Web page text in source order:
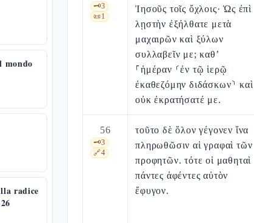
mondo
radice
🗝️3
📜1
Ἰησοῦς τοῖς ὄχλοις· Ὡς ἐπὶ
λῃστὴν ἐξήλθατε μετὰ
μαχαιρῶν καὶ ξύλων
συλλαβεῖν με; καθ’
⸀ἡμέραν ⸂ἐν τῷ ἱερῷ
ἐκαθεζόμην διδάσκων⸃ καὶ
οὐκ ἐκρατήσατέ με.
56
🗝️3
🔗4
τοῦτο δὲ ὅλον γέγονεν ἵνα
πληρωθῶσιν αἱ γραφαὶ τῶν
προφητῶν. τότε οἱ μαθηταὶ
πάντες ἀφέντες αὐτὸν
ἔφυγον.